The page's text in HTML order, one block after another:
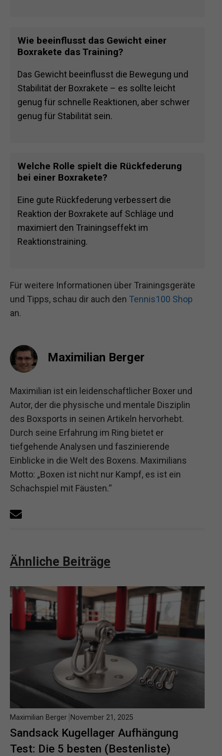
Wie beeinflusst das Gewicht einer
Boxrakete das Training?
Das Gewicht beeinflusst die Bewegung und
Stabilität der Boxrakete – es sollte leicht
genug für schnelle Reaktionen, aber schwer
genug für Stabilität sein.
Welche Rolle spielt die Rückfederung
bei einer Boxrakete?
Eine gute Rückfederung verbessert die
Reaktion der Boxrakete auf Schläge und
maximiert den Trainingseffekt im
Reaktionstraining.
Für weitere Informationen über Trainingsgeräte
und Tipps, schau dir auch den Tennis100 Shop
an.
Maximilian Berger
Maximilian ist ein leidenschaftlicher Boxer und
Autor, der die physische und mentale Disziplin
des Boxsports in seinen Artikeln hervorhebt.
Durch seine Erfahrung im Ring bietet er
tiefgehende Analysen und faszinierende
Einblicke in die Welt des Boxens. Maximilians
Motto: „Boxen ist nicht nur Kampf, es ist ein
Schachspiel mit Fäusten.“
Ähnliche Beiträge
Sandsack Kugellager Aufhängung
Test: Die 5 besten (Bestenliste)
Maximilian Berger November 21, 2025